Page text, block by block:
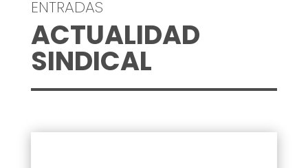
ENTRADAS
ACTUALIDAD
SINDICAL